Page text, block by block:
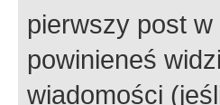
pierwszy post
powinieneś
wiadomości